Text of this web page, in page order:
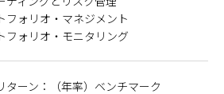
フォリオ・マネジメント
フォリオ・モニタリング
ターン：（年率）ベンチマーク